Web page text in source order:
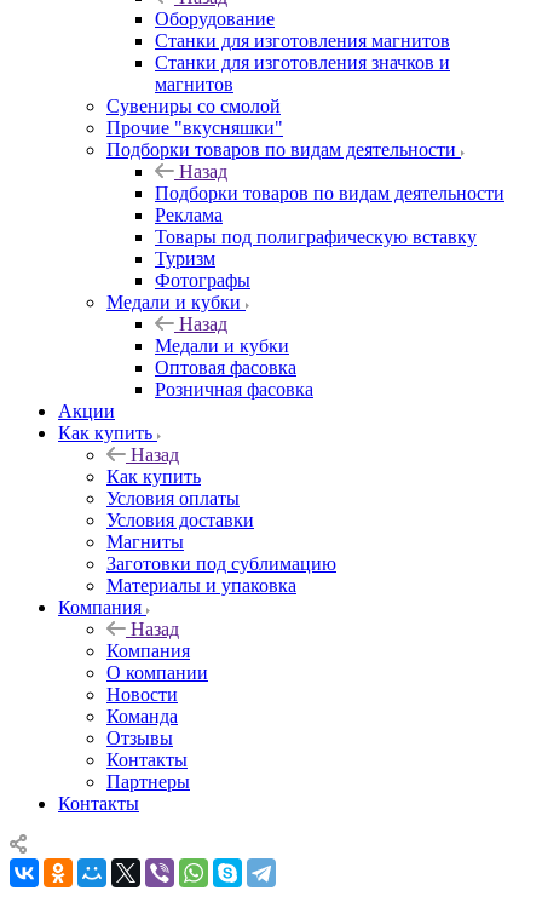
Оборудование
Станки для изготовления магнитов
Станки для изготовления значков и
магнитов
Сувениры со смолой
Прочие "вкусняшки"
Подборки товаров по видам деятельности
Назад
Подборки товаров по видам деятельности
Реклама
Товары под полиграфическую вставку
Туризм
Фотографы
Медали и кубки
Назад
Медали и кубки
Оптовая фасовка
Розничная фасовка
Акции
Как купить
Назад
Как купить
Условия оплаты
Условия доставки
Магниты
Заготовки под сублимацию
Материалы и упаковка
Компания
Назад
Компания
О компании
Новости
Команда
Отзывы
Контакты
Партнеры
Контакты